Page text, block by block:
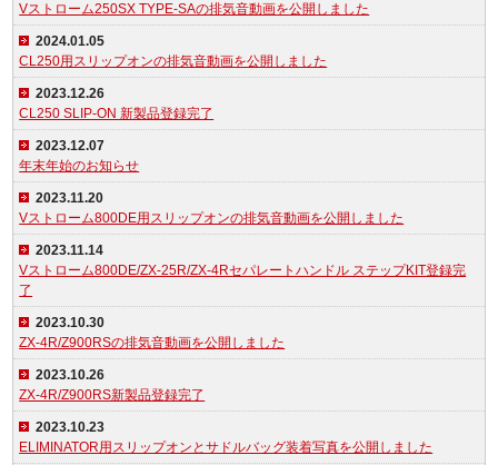
Vストローム250SX TYPE-SAの排気音動画を公開しました
2024.01.05
CL250用スリップオンの排気音動画を公開しました
2023.12.26
CL250 SLIP-ON 新製品登録完了
2023.12.07
年末年始のお知らせ
2023.11.20
Vストローム800DE用スリップオンの排気音動画を公開しました
2023.11.14
Vストローム800DE/ZX-25R/ZX-4Rセパレートハンドル ステップKIT登録完
了
2023.10.30
ZX-4R/Z900RSの排気音動画を公開しました
2023.10.26
ZX-4R/Z900RS新製品登録完了
2023.10.23
ELIMINATOR用スリップオンとサドルバッグ装着写真を公開しました